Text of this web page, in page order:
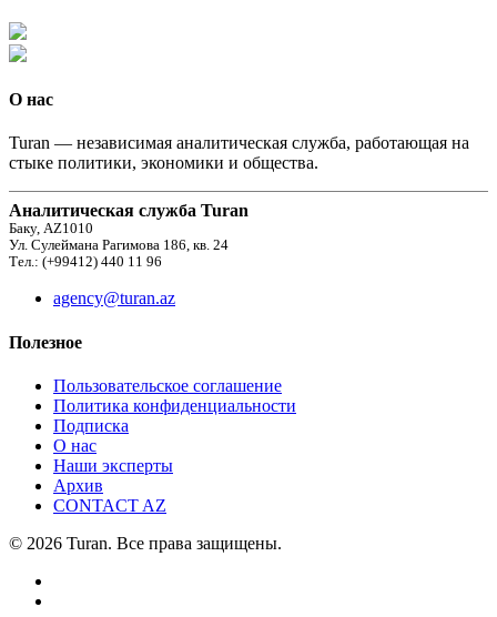
О нас
Turan — независимая аналитическая служба, работающая на
стыке политики, экономики и общества.
Аналитическая служба Turan
Баку, AZ1010
Ул. Сулеймана Рагимова 186, кв. 24
Тел.: (+99412) 440 11 96
agency@turan.az
Полезное
Пользовательское соглашение
Политика конфиденциальности
Подписка
О нас
Наши эксперты
Архив
CONTACT AZ
© 2026 Turan. Все права защищены.